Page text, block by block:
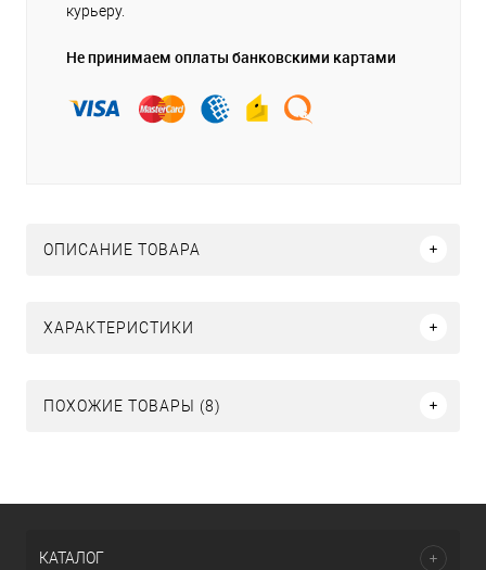
курьеру.
Не принимаем оплаты банковскими картами
ОПИСАНИЕ ТОВАРА
ХАРАКТЕРИСТИКИ
ПОХОЖИЕ ТОВАРЫ (8)
КАТАЛОГ